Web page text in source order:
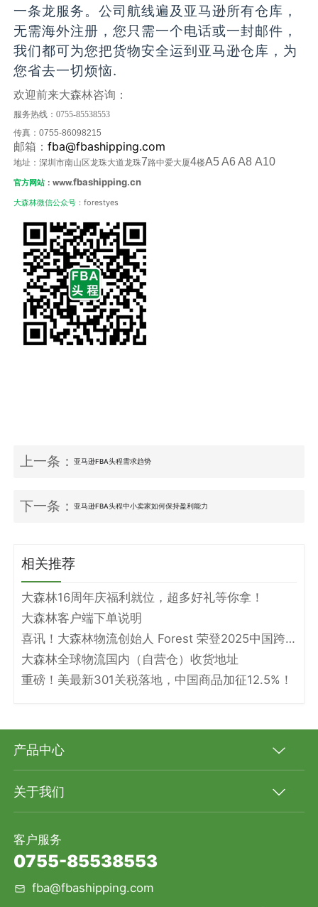
一条龙服务。公司航线遍及亚马逊所有仓库，
无需海外注册，您只需一个电话或一封邮件，
我们都可为您把货物安全运到亚马逊仓库，为
您省去一切烦恼.
欢迎前来大森林咨询：
服务热线：0755-85538553
传真：0755-86098215
邮箱：fba@fbashipping.com
地址：深圳市南山区龙珠大道龙珠7路中爱大厦4楼A5 A6 A8 A10
官方网站 ：www.fbashipping.cn
大森林微信公众号 ：forestyes
上一条：亚马逊FBA头程需求趋势
下一条：亚马逊FBA头程中小卖家如何保持盈利能力
相关推荐
大森林16周年庆福利就位，超多好礼等你拿！
大森林客户端下单说明
喜讯！大森林物流创始人 Forest 荣登2025中国跨境电商物流名人堂！
大森林全球物流国内（自营仓）收货地址
重磅！美最新301关税落地，中国商品加征12.5%！
产品中心
关于我们
客户服务
0755-85538553
fba@fbashipping.com